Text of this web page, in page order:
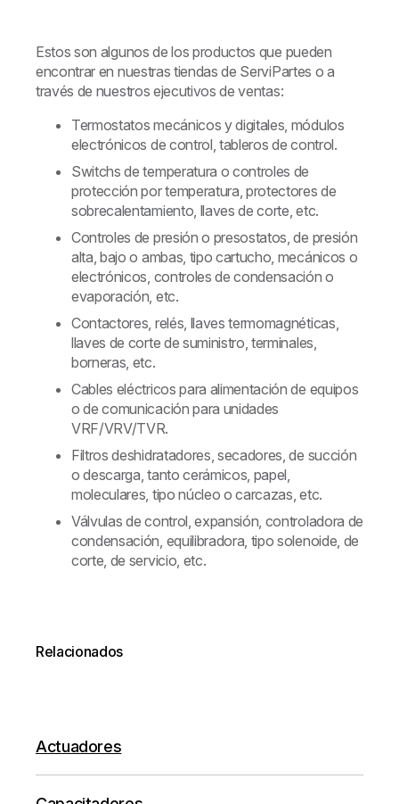
Estos son algunos de los productos que pueden
encontrar en nuestras tiendas de ServiPartes o a
través de nuestros ejecutivos de ventas:
Termostatos mecánicos y digitales, módulos
electrónicos de control, tableros de control.
Switchs de temperatura o controles de
protección por temperatura, protectores de
sobrecalentamiento, llaves de corte, etc.
Controles de presión o presostatos, de presión
alta, bajo o ambas, tipo cartucho, mecánicos o
electrónicos, controles de condensación o
evaporación, etc.
Contactores, relés, llaves termomagnéticas,
llaves de corte de suministro, terminales,
borneras, etc.
Cables eléctricos para alimentación de equipos
o de comunicación para unidades
VRF/VRV/TVR.
Filtros deshidratadores, secadores, de succión
o descarga, tanto cerámicos, papel,
moleculares, tipo núcleo o carcazas, etc.
Válvulas de control, expansión, controladora de
condensación, equilibradora, tipo solenoide, de
corte, de servicio, etc.
Relacionados
Actuadores